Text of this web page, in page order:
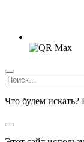
Найти:
Что будем